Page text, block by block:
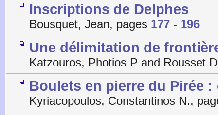
Inscriptions de Delphes
Bousquet, Jean, pages 177 - 196
Une délimitation de
Katzouros, Photios P and Rousset
Boulets en pierre du Pirée
Kyriacopoulos, Constantinos N.,